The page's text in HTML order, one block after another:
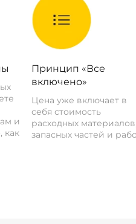
и
как
Принцип «Все
включено»
Цена уже включает в
себя стоимость
расходных материалов,
запасных частей и